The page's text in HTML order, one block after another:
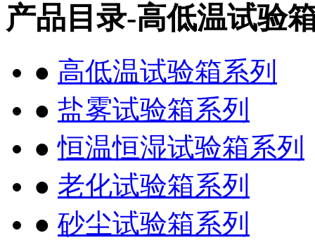
产品目录-高低温试验
● 高低温试验箱系列
● 盐雾试验箱系列
●恒温恒湿试验箱系列
● 老化试验箱系列
● 砂尘试验箱系列